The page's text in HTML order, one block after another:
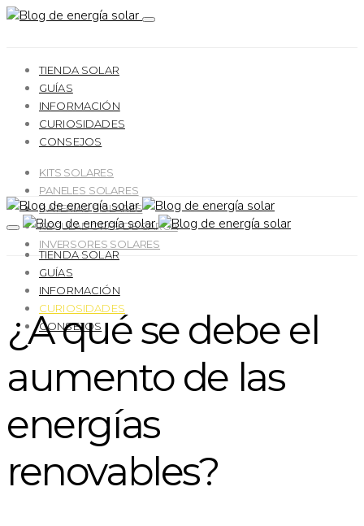
TIENDA SOLAR
GUÍAS
INFORMACIÓN
CURIOSIDADES
CONSEJOS
KITS SOLARES
PANELES SOLARES
BATERÍAS SOLARES
REGULADORES DE CARGA
INVERSORES SOLARES
TIENDA SOLAR
GUÍAS
INFORMACIÓN
CURIOSIDADES
CONSEJOS
¿A qué se debe el
aumento de las
energías
renovables?